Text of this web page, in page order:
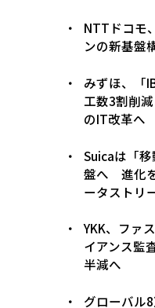
NTTドコモ
ンの新基盤
みずほ、「
工数3割削
のIT改革へ
Suicaは「
盤へ 進化
ータストリ
YKK、ファ
イアンス監
半減へ
グローバル